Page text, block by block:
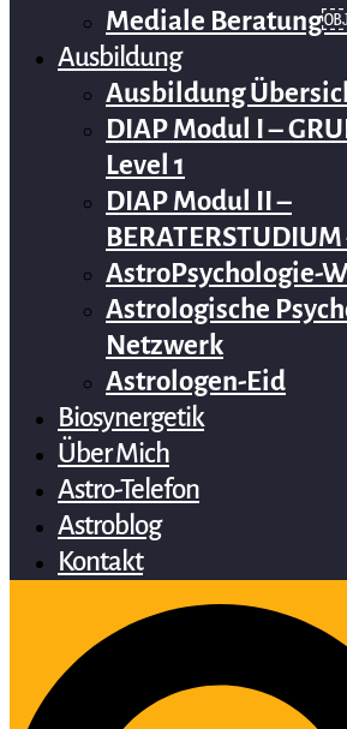
Mediale
Ausbildung
Ausbildung
DIAP Modul I –
Level 1
DIAP Modul II –
AstroPsychologie-
Astrologische
Netzwerk
Astrologen-Eid
Biosynergetik
Über Mich
Astro-Telefon
Astroblog
Kontakt